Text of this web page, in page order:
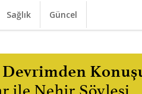
Sağlık Güncel